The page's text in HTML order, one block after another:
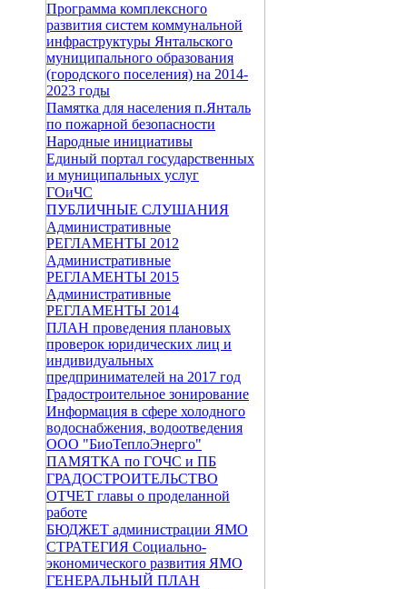
Программа комплексного
развития систем коммунальной
инфраструктуры Янтальского
муниципального образования
(городского поселения) на 2014-
2023 годы
Памятка для населения п.Янталь
по пожарной безопасности
Народные инициативы
Единый портал государственных
и муниципальных услуг
ГОиЧС
ПУБЛИЧНЫЕ СЛУШАНИЯ
Административные
РЕГЛАМЕНТЫ 2012
Административные
РЕГЛАМЕНТЫ 2015
Административные
РЕГЛАМЕНТЫ 2014
ПЛАН проведения плановых
проверок юридических лиц и
индивидуальных
предпринимателей на 2017 год
Градостроительное зонирование
Информация в сфере холодного
водоснабжения, водоотведения
ООО "БиоТеплоЭнерго"
ПАМЯТКА по ГОЧС и ПБ
ГРАДОСТРОИТЕЛЬСТВО
ОТЧЕТ главы о проделанной
работе
БЮДЖЕТ администрации ЯМО
СТРАТЕГИЯ Социально-
экономического развития ЯМО
ГЕНЕРАЛЬНЫЙ ПЛАН